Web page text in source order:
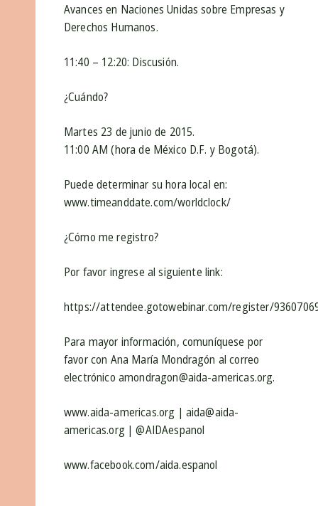
Avances en Naciones Unidas sobre Empresas y
Derechos Humanos.
11:40 – 12:20: Discusión.
¿Cuándo?
Martes 23 de junio de 2015.
11:00 AM (hora de México D.F. y Bogotá).
Puede determinar su hora local en:
www.timeanddate.com/worldclock/
¿Cómo me registro?
Por favor ingrese al siguiente link:
https://attendee.gotowebinar.com/register/
Para mayor información, comuníquese por
favor con Ana María Mondragón al correo
electrónico amondragon@aida-americas.org.
www.aida-americas.org | aida@aida-
americas.org | @AIDAespanol
www.facebook.com/aida.espanol